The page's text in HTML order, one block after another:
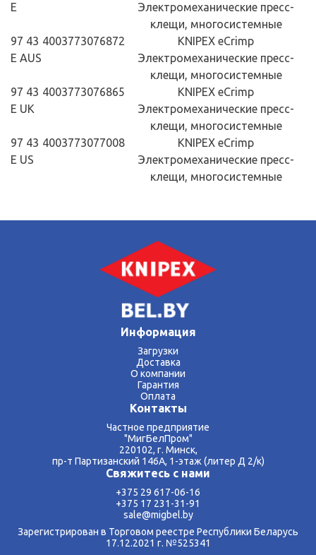
E
Электромеханические пресс-
клещи, многосистемные
97 43
E AUS
4003773076872
KNIPEX eCrimp
Электромеханические пресс-
клещи, многосистемные
97 43
E UK
4003773076865
KNIPEX eCrimp
Электромеханические пресс-
клещи, многосистемные
97 43
E US
4003773077008
KNIPEX eCrimp
Электромеханические пресс-
клещи, многосистемные
Применение — контакты точеные (HTS + Harting)
Параметры кв.мм 0,14 — 4 mm²
Информация
Загрузки
Доставка
О компании
Гарантия
Оплата
Контакты
Частное предприятие
"МигБелПром"
220102, г. Минск,
пр-т Партизанский 146А, 1-этаж (литер Д 2/к)
Свяжитесь с нами
+375 29 617-06-16
+375 17 231-31-91
sale@migbel.by
Зарегистрирован в Торговом реестре Республики Беларусь
17.12.2021 г. №525341